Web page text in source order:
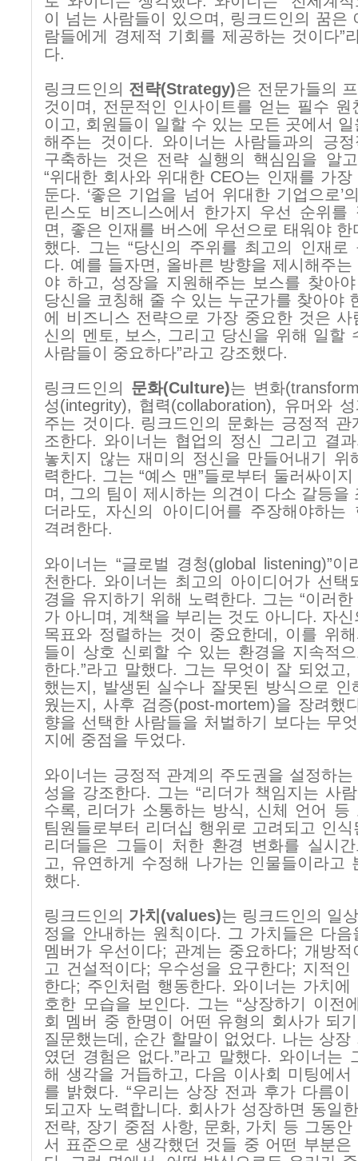
이 넘는 사람들이 있으며 , 링크드인의 꿈은
람들에게 경제적 기회를 제공하는 것이다”
다.
링크드인의 전략(Strategy)은 전문가들의
것이며 , 전문적인 인사이트를 얻는 필수 원
이고 , 회원들이 일할 수 있는 모든 곳에서
해주는 것이다. 와이너는 사람들과의 긍
구축하는 것은 전략 실행의 핵심임을 알
“위대한 회사와 위대한 CEO는 인재를 가장
둔다. ‘좋은 기업을 넘어 위대한 기업으로’
린스도 비즈니스에서 한가지 우선 순위를
면 , 좋은 인재를 버스에 우선으로 태워야 한
했다. 그는“당신의 주위를 최고의 인재로
다. 예를 들자면 , 올바른 방향을 제시해주
야 하고 , 성장을 지원해주는 보스를 찾아
당신을 코칭해 줄 수 있는 누군가를 찾아야
에 비즈니스 전략으로 가장 중요한 것은 사
신의 멘토 , 보스, 그리고 당신을 위해 일할
사람들이 중요하다”라고 강조했다.
링크드인의 문화(Culture)는 변화
성(integrity), 협력(collaboration), 유머와
주는 것이다. 링크드인의 문화는 긍정적 관
조한다. 와이너는 협업의 정신 그리고 결
놓치지 않는 재미의 정신을 만들어내기 위
력한다. 그는“예스 맨”들로부터 둘러싸이
며 , 그의 팀이 제시하는 의견이 다소 갈등을
더라도 , 자신의 아이디어를 주장해야하는
격려한다.
와이너는 “글로벌 경청(global listening)”이
천한다. 와이너는 최고의 아이디어가 선택
경을 유지하기 위해 노력한다. 그는 “이러
가 아니며 , 계책을 부리는 것도 아니다. 자
목표와 정렬하는 것이 중요한데 , 이를 위
들이 상호 신뢰할 수 있는 환경을 지속적
한다.”라고 말했다. 그는 무엇이 잘 되었고 ,
했는지 , 발생된 실수나 잘못된 방식으로 인
웠는지 , 사후 검증(post-mortem)을 장려했
향을 선택한 사람들을 처벌하기 보다는 무
지에 중점을 두었다.
와이너는 긍정적 관계의 주도권을 설정하
성을 강조한다. 그는 “리더가 책임지는 사
수록, 리더가 소통하는 방식 , 신체 언어 등
팀원들로부터 리더십 행위로 고려되고 인식
리더들은 그들이 처한 환경 변화를 실시
고 , 유연하게 수정해 나가는 인물들이라고
했다.
링크드인의 가치 (values)는 링크드인의 일
정을 안내하는 원칙이다. 그 가치들은 다음
멤버가 우선이다; 관계는 중요하다; 개방적
고 건설적이다; 우수성을 요구한다; 지적인
한다; 주인처럼 행동한다. 와이너는 가치에
호한 모습을 보인다. 그는 “상장하기 이전
회 멤버 중 한명이 어떤 유형의 회사가 되
질문했는데 , 순간 할말이 없었다. 나는 상장
였던 경험은 없다.”라고 말했다. 와이너는
해 생각을 거듭하고 , 다음 이사회 미팅에서
를 밝혔다. “우리는 상장 전과 후가 다름이
되고자 노력합니다. 회사가 성장하면 동일
전략, 장기 중점 사항, 문화, 가치 등 그동안
서 표준으로 생각했던 것들 중 어떤 부분은